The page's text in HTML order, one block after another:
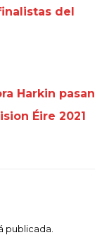
del
Harkin pasan
Éire 2021
publicada.